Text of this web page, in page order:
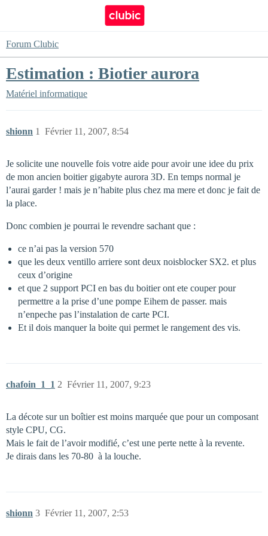
Forum Clubic
Estimation : Biotier aurora
Matériel informatique
shionn Février 11, 2007, 8:54
1
Je solicite une nouvelle fois votre aide pour avoir une idee du prix
de mon ancien boitier gigabyte aurora 3D. En temps normal je
l’aurai garder ! mais je n’habite plus chez ma mere et donc je fait de
la place.
Donc combien je pourrai le revendre sachant que :
ce n’ai pas la version 570
que les deux ventillo arriere sont deux noisblocker SX2. et plus
ceux d’origine
et que 2 support PCI en bas du boitier ont ete couper pour
permettre a la prise d’une pompe Eihem de passer. mais
n’enpeche pas l’instalation de carte PCI.
Et il dois manquer la boite qui permet le rangement des vis.
chafoin_1_1 Février 11, 2007, 9:23
2
La décote sur un boîtier est moins marquée que pour un composant
style CPU, CG.
Mais le fait de l’avoir modifié, c’est une perte nette à la revente.
Je dirais dans les 70-80  à la louche.
shionn Février 11, 2007, 2:53
3